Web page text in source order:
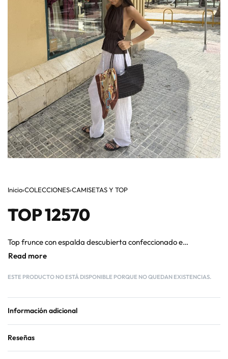
Inicio›COLECCIONES›CAMISETAS Y TOP
TOP 12570
Top frunce con espalda descubierta confeccionado en viscosa.TALLA UNICATalla habitual de la modelo: S
ESTE PRODUCTO NO ESTÁ DISPONIBLE PORQUE NO QUEDAN EXISTENCIAS.
Información adicional
Reseñas